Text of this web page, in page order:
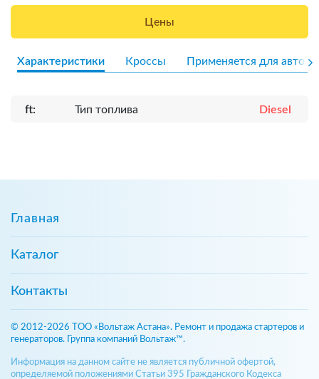
Цены
Характеристики Кроссы Применяется для авто
ft: Тип топлива Diesel
Главная
Каталог
Контакты
© 2012-2026 ТОО «Вольтаж Астана». Ремонт и продажа стартеров и
генераторов. Группа компаний Вольтаж™.
Информация на данном сайте не является публичной офертой,
определяемой положениями Статьи 395 Гражданского Кодекса